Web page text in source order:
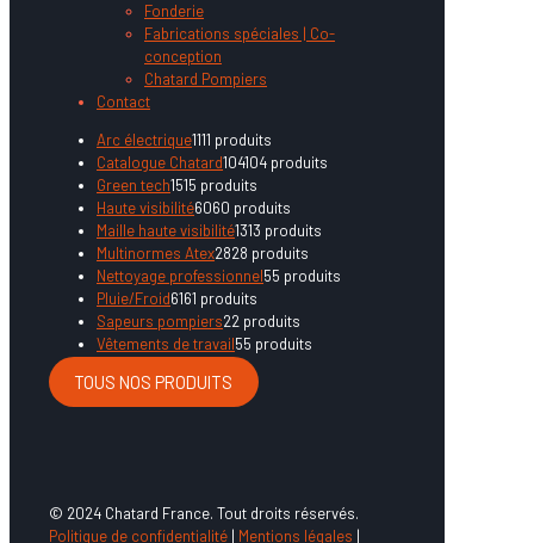
Fonderie
Fabrications spéciales | Co-
conception
Chatard Pompiers
Contact
Arc électrique1111 produits
Catalogue Chatard104104 produits
Green tech1515 produits
Haute visibilité6060 produits
Maille haute visibilité1313 produits
Multinormes Atex2828 produits
Nettoyage professionnel55 produits
Pluie/Froid6161 produits
Sapeurs pompiers22 produits
Vêtements de travail55 produits
TOUS NOS PRODUITS
© 2024 Chatard France. Tout droits réservés.
Politique de confidentialité | Mentions légales |